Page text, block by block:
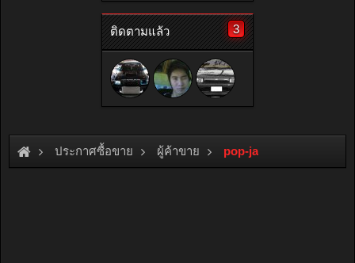
ติดตามแล้ว 3
ประกาศซื้อขาย ผู้ค้าขาย pop-ja